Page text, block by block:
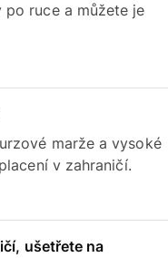
ruce a můžete je
marže a vysoké
v zahraničí.
ušetřete na